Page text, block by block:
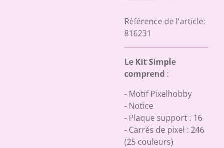
Référence de l'article:
816231
Le Kit Simple
comprend :
- Motif Pixelhobby
- Notice
- Plaque support : 16
- Carrés de pixel : 246
(25 couleurs)